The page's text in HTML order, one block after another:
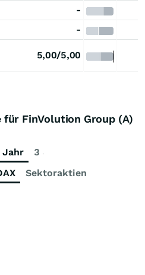
-
-
5,00/5,00
FinVolution Group (A)
Jahr 3 Jahre
Sektoraktien